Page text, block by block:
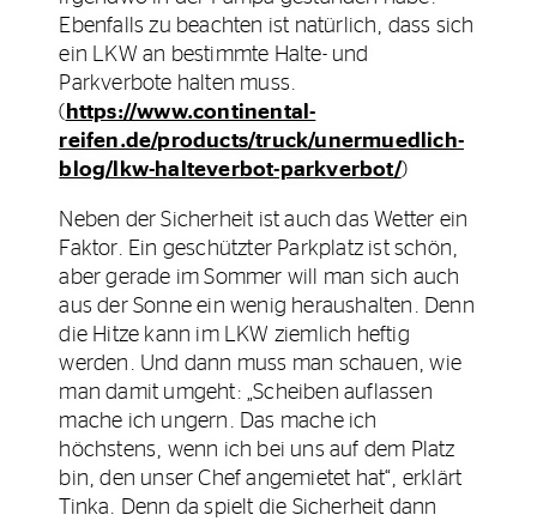
Ebenfalls zu beachten ist natürlich, dass sich
ein LKW an bestimmte Halte- und
Parkverbote halten muss.
( https://www.continental-
reifen.de/products/truck/unermuedlich-
blog/lkw-halteverbot-parkverbot/)
Neben der Sicherheit ist auch das Wetter ein
Faktor. Ein geschützter Parkplatz ist schön,
aber gerade im Sommer will man sich auch
aus der Sonne ein wenig heraushalten. Denn
die Hitze kann im LKW ziemlich heftig
werden. Und dann muss man schauen, wie
man damit umgeht: „Scheiben auflassen
mache ich ungern. Das mache ich
höchstens, wenn ich bei uns auf dem Platz
bin, den unser Chef angemietet hat“, erklärt
Tinka. Denn da spielt die Sicherheit dann